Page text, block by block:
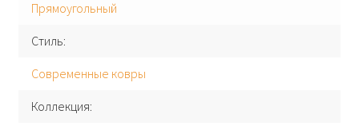
Прямоугольный
Стиль
Современные ковры
Коллекция